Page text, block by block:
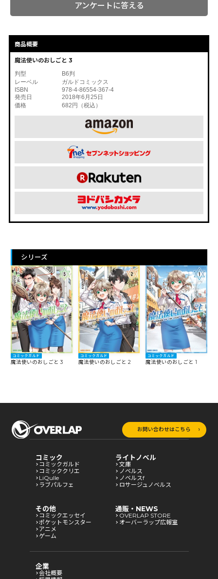
アンケートに答える
商品概要
魔法使いのおしごと 3
判型
B6判
レーベル
ガルドコミックス
ISBN
978-4-86554-367-4
発売日
2018年6月25日
価格
682円（税込）
シリーズ
コミックガルド
魔法使いのおしごと 3
コミックガルド
魔法使いのおしごと 2
コミックガルド
魔法使いのおしごと 1
お問い合わせはこちら
コミック
コミックガルド
コミッククリエ
LiQulle
ラブパルフェ
ライトノベル
文庫
ノベルス
ノベルスf
ロサージュノベルス
その他
コミックエッセイ
ポケットモンスター
アニメ
ゲーム
通販・NEWS
OVERLAP STORE
オーバーラップ広報室
企業
会社概要